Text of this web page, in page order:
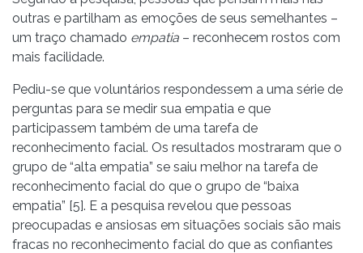
outras e partilham as emoções de seus semelhantes –
um traço chamado empatia – reconhecem rostos com
mais facilidade.
Pediu-se que voluntários respondessem a uma série de
perguntas para se medir sua empatia e que
participassem também de uma tarefa de
reconhecimento facial. Os resultados mostraram que o
grupo de “alta empatia” se saiu melhor na tarefa de
reconhecimento facial do que o grupo de “baixa
empatia” [5]. E a pesquisa revelou que pessoas
preocupadas e ansiosas em situações sociais são mais
fracas no reconhecimento facial do que as confiantes